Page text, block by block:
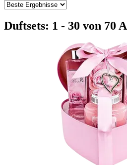
Duftsets: 1 - 30 von 70